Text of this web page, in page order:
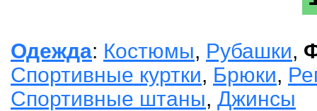
Одежда: Костюмы, Рубашки,
Спортивные куртки, Брюки,
Спортивные штаны, Джинсы